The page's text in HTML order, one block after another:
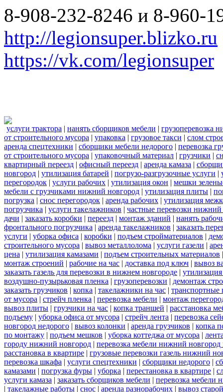
8-908-232-8246 и 8-960-
http://legionsuper.blizko.ru
https://vk.com/legionsuper
услуги трактора | нанять сборщиков мебели | грузоперевозка
от строительного мусора | упаковка | грузовое такси | слом
аренда спецтехники | сборщики мебели недорого | перевозка
от строительного мусора | упаковочный материал | грузчики |
квартирный переезд | офисный переезд | аренда камаза |
новгород | утилизация батарей | погрузо-разгрузочные услуги |
перегородок | услуги рабочих | утилизация окон | мешки
мебели с грузчиками нижний новгород | утилизация плиты |
погрузка | снос перегородок | аренда рабочих | утилизация
погрузчика | услуги такелажников | частные перевозки нижний
дачи | заказать коробки | переезд | монтаж зданий | нанять
фронтального погрузчика | аренда такелажников | заказать
услуги | уборка офиса | коробки | подъем стройматериалов |
строительного мусора | вывоз металлолома | услуги газели |
цена | утилизация камазами | подъем строительных материалов
монтаж строений | рабочие на час | доставка под ключ | вывоз
заказать газель для перевозки в нижнем новгороде |
воздушно-пузырьковая пленка | грузоперевозки | демонтаж
заказать грузчиков | копка | такелажники на час | транспортные
от мусора | стрейч пленка | перевозка мебели | монтаж
вывоз плиты | грузчики на час | копка траншей | расстановка
подъему | уборка офиса от мусора | стрейч лента | перевозка
новгород недорого | вывоз колонки | аренда грузчиков | копка
по монтажу | подъем мешков | уборка коттеджа от мусора |
городу нижний новгород | перевозка мебели нижний новгород
расстановка в квартире | грузовые перевозки газель нижний
перевозка шкафа | услуги спецтехники | сборщики недорого |
камазами | погрузка фуры | уборка | перестановка в квартире |
услуги камаза | заказать сборщиков мебели | перевозка мебели
| такелажные работы | снос | аренда разнорабочих | вывоз